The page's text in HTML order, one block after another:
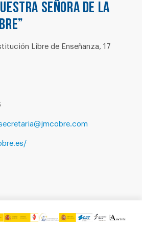
SEÑORA DE LA
Libre de Enseñanza, 17